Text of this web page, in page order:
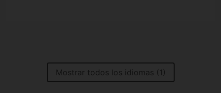
Mostrar todos los idiomas (1)